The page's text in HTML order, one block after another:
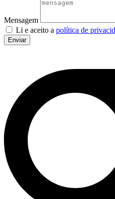
Mensagem
Li e aceito a política de
Enviar